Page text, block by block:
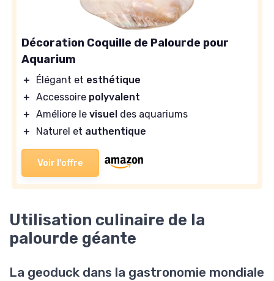
Décoration Coquille de Palourde pour
Aquarium
＋ Élégant et esthétique
＋ Accessoire polyvalent
＋ Améliore le visuel des aquariums
＋
Naturel et authentique
Voir l'offre
Utilisation culinaire de la
palourde géante
La geoduck dans la gastronomie mondiale